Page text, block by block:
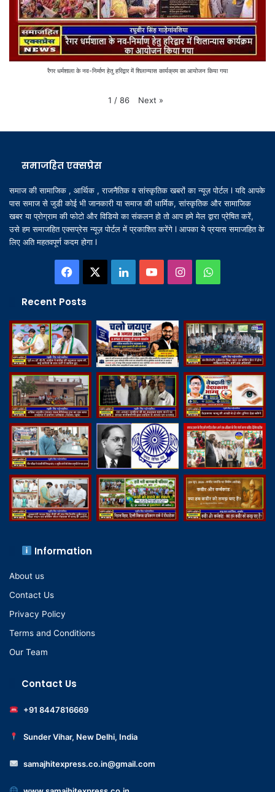
रैगर धर्मशाला के नव-निर्माण हेतु हरिद्वार में शिलान्यास कार्यक्रम का आयोजन किया गया
1 / 86 Next »
समाजहित एक्सप्रेस
समाज की सामाजिक , आर्थिक , राजनैतिक व सांस्कृतिक खबरों का न्यूज़ पोर्टल l यदि आपके
पास समाज से जुडी कोई भी जानकारी या समाज की धार्मिक, सांस्कृतिक और सामाजिक
खबर या प्रोग्राम की फोटो और विडियो का संकलन हो तो आप हमे मेल द्वारा प्रेषित करें,
उसे हम समाजहित एक्सप्रेस न्यूज़ पोर्टल में प्रकाशित करेंगे l आपका ये प्रयास समाजहित के
लिए अति महतवपूर्ण कदम होगा l
Facebook LinkedInYouTubeInstagramWhatsApp
Recent Posts
Information
About us
Contact Us
Privacy Policy
Terms and Conditions
Our Team
Contact Us
+91 8447816669
Sunder Vihar, New Delhi, India
samajhitexpress.co.in@gmail.com